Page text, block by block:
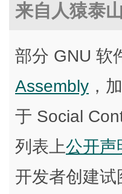
来自人猿泰
部分 GNU 软
Assembly ，
于 Social
列表上公开声
开发者创建